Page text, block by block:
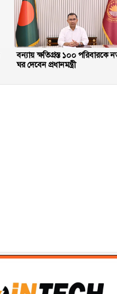
বন্যায় ক্ষতিগ্রস্ত ১০০ পরিবারকে
ঘর দেবেন প্রধানমন্ত্রী